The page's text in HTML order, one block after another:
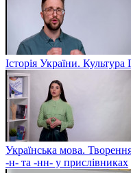
Історія України.
Українська мова.
-н- та -нн- у прислівниках